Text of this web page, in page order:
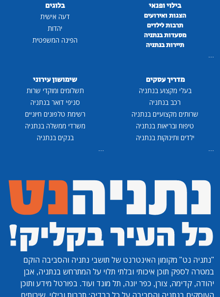
בילוי ופנאי
הצגות ואירועים
תרבות לילדים
מסעדות בנתניה
תיירות בנתניה
...
בלוגים
דעה אישית
יהדות
הפינה המשפטית
מדריך עסקים
בעלי מקצוע בנתניה
רכב בנתניה
שרותים מקצועיים בנתניה
טיפוח ובריאות בנתניה
ילדים ותינוקות בנתניה
...
שימושון עירוני
תשלומים ומוקדי שרות
סניפי דואר בנתניה
רשימת טלפונים חיוניים
משרדי ממשלה בנתניה
בנקים בנתניה
...
"נתניה נט" מקומון האינטרנט של תושבי נתניה והסביבה הוקם
במטרה לספק תוכן איכותי ובלתי תלוי על המתרחש בנתניה, אבן
יהודה, קדימה, צורן, כפר יונה, תל מונד ועוד. בפורטל מידע ותוכן